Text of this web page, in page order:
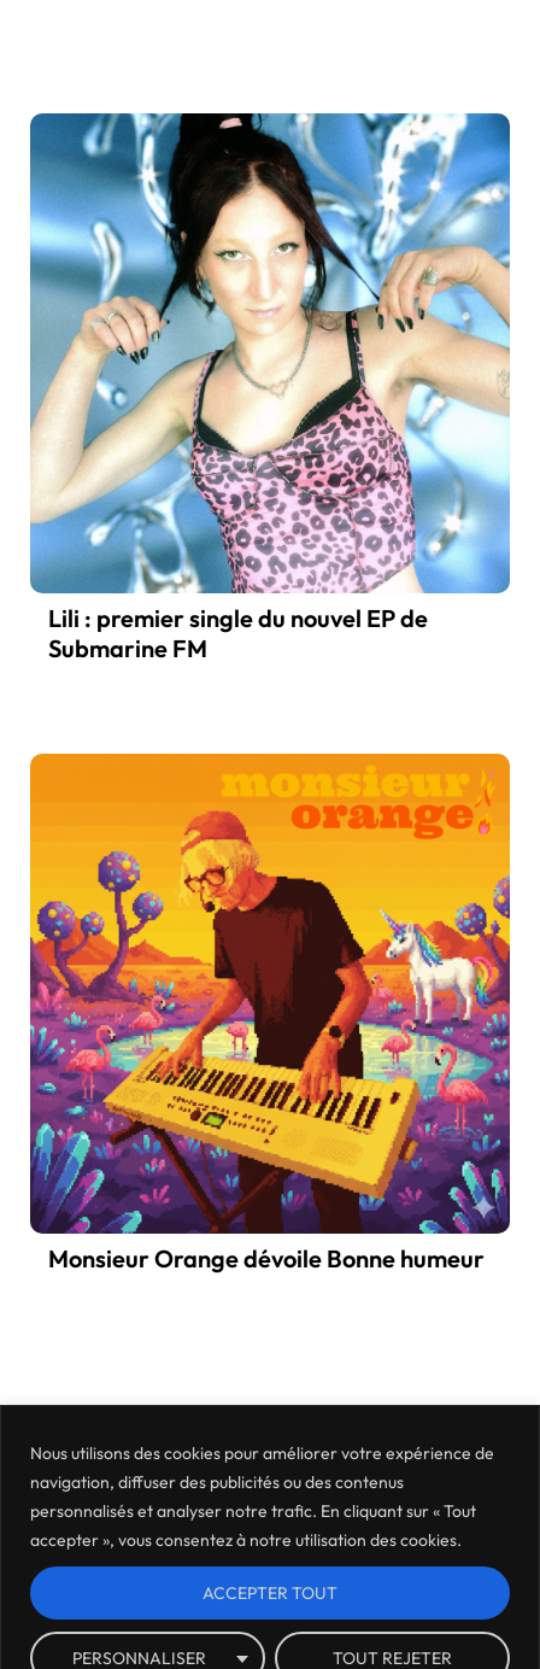
Nous utilisons des cookies pour améliorer votre expérience de
navigation, diffuser des publicités ou des contenus
personnalisés et analyser notre trafic. En cliquant sur « Tout
accepter », vous consentez à notre utilisation des cookies.
PERSONNALISER TOUT REJETER
ACCEPTER TOUT
Lili : premier single du nouvel EP de
Submarine FM
Monsieur Orange dévoile Bonne humeur
Mentions légales Politique de confidentialité Archives